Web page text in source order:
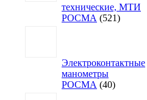
технические, МТИ
РОСМА
521521
Электроконтактные
манометры
РОСМА
4040